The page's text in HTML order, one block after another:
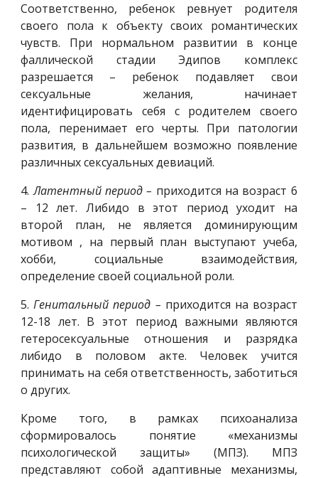
Соответственно, ребенок ревнует родителя
своего пола к объекту своих романтических
чувств. При нормальном развитии в конце
фаллической стадии Эдипов комплекс
разрешается – ребенок подавляет свои
сексуальные желания, начинает
идентифицировать себя с родителем своего
пола, перенимает его черты. При патологии
развития, в дальнейшем возможно появление
различных сексуальных девиаций.
4.Латентный период – приходится на возраст 6
– 12 лет. Либидо в этот период уходит на
второй план, не является доминирующим
мотивом , на первый план выступают учеба,
хобби, социальные взаимодействия,
определение своей социальной роли.
5.Генитальный период – приходится на возраст
12-18 лет. В этот период важными являются
гетеросексуальные отношения и разрядка
либидо в половом акте. Человек учится
принимать на себя ответственность, заботиться
о других.
Кроме того, в рамках психоанализа
сформировалось понятие «механизмы
психологической защиты» (МПЗ). МПЗ
представляют собой адаптивные механизмы,